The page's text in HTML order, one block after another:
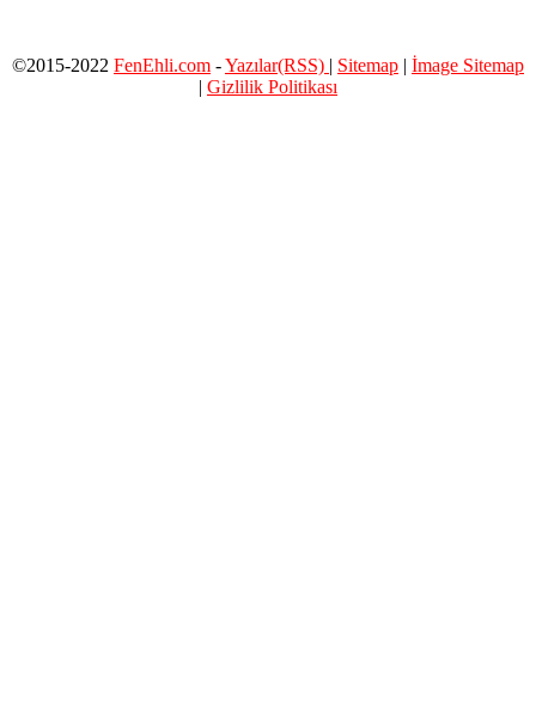
©2015-2022 FenEhli.com -Yazılar(RSS) | Sitemap | İmage Sitemap
| Gizlilik Politikası